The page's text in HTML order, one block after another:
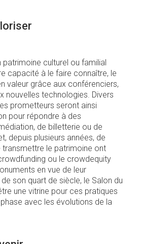
patrimoine culturel ou familial
capacité à le faire connaître, le
valeur grâce aux conférenciers,
nouvelles technologies. Divers
prometteurs seront ainsi
pour répondre à des
de billetterie ou de
depuis plusieurs années, de
le patrimoine ont
ou le crowdequity
en vue de leur
son quart de siècle, le Salon du
une vitrine pour ces pratiques
avec les évolutions de la